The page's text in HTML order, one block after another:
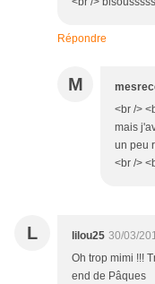
Répondre
M
<br />
mais
un peu
<br />
L lilou25 30/03/
Oh trop mimi !!!
end de Pâques